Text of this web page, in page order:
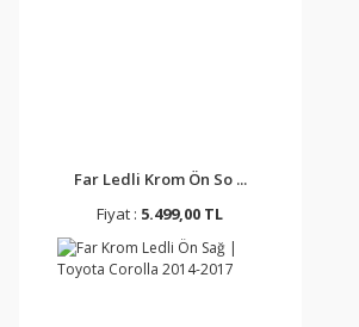
Far Ledli Krom Ön So ...
Fiyat : 5.499,00 TL